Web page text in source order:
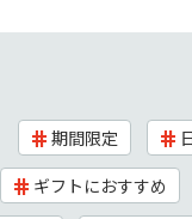
期間限定
ギフトにおすすめ